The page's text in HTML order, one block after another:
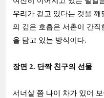
우리가 걷고 있다는 것을
의 깊은 호흡은 서촌이 간
을 담고 있는 방식이다.
장면 2. 단짝 친구의 선물
서너살 쯤 나이 차가 있어